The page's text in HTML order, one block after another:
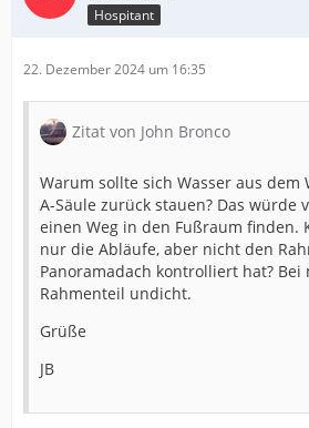
Hospitant
22. Dezember 2024 um 16:35
Zitat von John Bronco
Warum sollte sich Wasser aus dem
A-Säule zurück stauen? Das würde
einen Weg in den Fußraum finden.
nur die Abläufe, aber nicht den
Panoramadach kontrolliert hat?
Rahmenteil undicht.
Grüße
JB